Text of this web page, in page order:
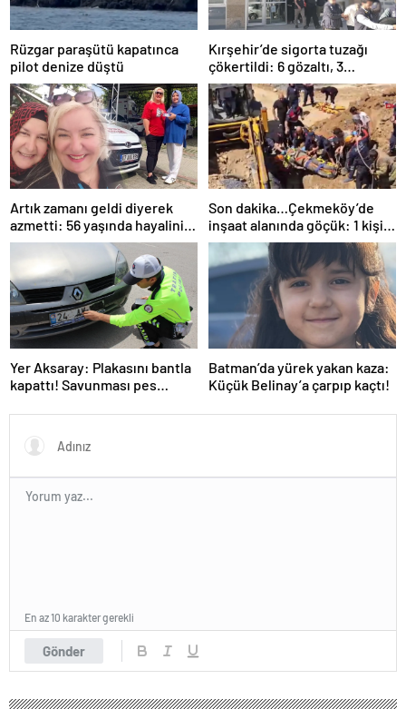
Rüzgar paraşütü kapatınca
pilot denize düştü
Kırşehir’de sigorta tuzağı
çökertildi: 6 gözaltı, 3
tutuklama
Artık zamanı geldi diyerek
azmetti: 56 yaşında hayalini
kurduğu ehliyete kavuştu
Son dakika…Çekmeköy’de
inşaat alanında göçük: 1 kişi
hayatını kaybetti
Yer Aksaray: Plakasını bantla
kapattı! Savunması pes
Batman’da yürek yakan kaza:
Küçük Belinay’a çarpıp kaçtı!
Gönder
En az 10 karakter gerekli